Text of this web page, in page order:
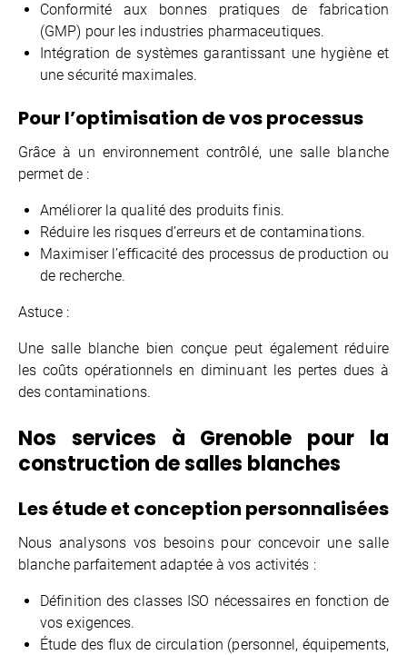
Conformité aux bonnes pratiques de fabrication
(GMP) pour les industries pharmaceutiques.
Intégration de systèmes garantissant une hygiène et
une sécurité maximales.
Pour l’optimisation de vos processus
Grâce à un environnement contrôlé, une salle blanche
permet de :
Améliorer la qualité des produits finis.
Réduire les risques d’erreurs et de contaminations.
Maximiser l’efficacité des processus de production ou
de recherche.
Astuce :
Une salle blanche bien conçue peut également réduire
les coûts opérationnels en diminuant les pertes dues à
des contaminations.
Nos services à Grenoble pour la
construction de salles blanches
Les étude et conception personnalisées
Nous analysons vos besoins pour concevoir une salle
blanche parfaitement adaptée à vos activités :
Définition des classes ISO nécessaires en fonction de
vos exigences.
Étude des flux de circulation (personnel, équipements,